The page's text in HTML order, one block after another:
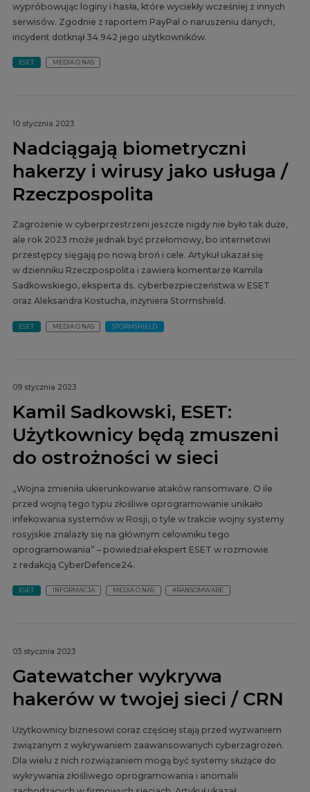
wypróbowując loginy i hasła, które wyciekły wcześniej z innych
serwisów. Zgodnie z raportem PayPal o naruszeniu danych,
incydent dotknął 34 942 jego użytkowników.
ESET MEDIA O NAS
10 stycznia 2023
Nadciągają biometryczni
hakerzy i wirusy jako usługa /
Rzeczpospolita
Zagrożenie w cyberprzestrzeni jeszcze nigdy nie było tak duże,
ale rok 2023 może jednak być przełomowy, bo internetowi
przestępcy sięgają po nową broń i cele. Artykuł ukazał się
w dzienniku Rzeczpospolita i zawiera komentarze Kamila
Sadkowskiego, eksperta ds. cyberbezpieczeństwa w ESET
oraz Aleksandra Kostucha, inżyniera Stormshield.
ESET MEDIA O NAS STORMSHIELD
09 stycznia 2023
Kamil Sadkowski, ESET:
Użytkownicy będą zmuszeni
do ostrożności w sieci
„Wojna zmieniła ukierunkowanie ataków ransomware. O ile
przed wojną tego typu złośliwe oprogramowanie unikało
infekowania systemów w Rosji, o tyle w trakcie wojny systemy
rosyjskie znalazły się na głównym celowniku tego
oprogramowania” – powiedział ekspert ESET w rozmowie
z redakcją CyberDefence24.
ESET INFORMACJA MEDIA O NAS #RANSOMWARE
03 stycznia 2023
Gatewatcher wykrywa
hakerów w twojej sieci / CRN
Użytkownicy biznesowi coraz częściej stają przed wyzwaniem
związanym z wykrywaniem zaawansowanych cyberzagrożeń.
Dla wielu z nich rozwiązaniem mogą być systemy służące do
wykrywania złośliwego oprogramowania i anomalii